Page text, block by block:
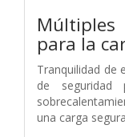
Múltiples
para la
Tranquilidad de
de seguridad
una carga